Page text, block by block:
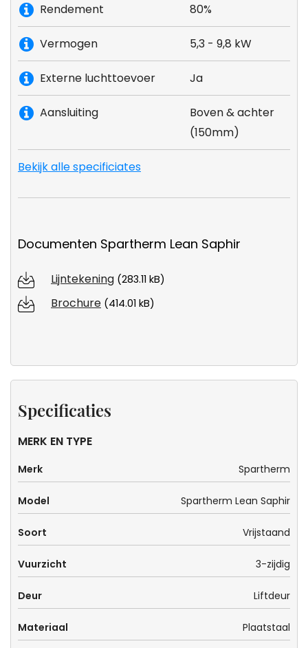
Rendement 80%
Vermogen 5,3 - 9,8 kW
Externe luchttoevoer Ja
Aansluiting
Boven & achter
(150mm)
Bekijk alle specificiates
Documenten Spartherm Lean Saphir
Lijntekening (283.11 kB)
Brochure (414.01 kB)
Specificaties
MERK EN TYPE
Merk Spartherm
Model Spartherm Lean Saphir
Soort Vrijstaand
Vuurzicht 3-zijdig
Deur Liftdeur
Materiaal Plaatstaal